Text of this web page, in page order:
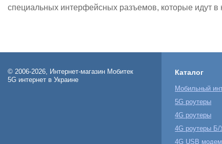
специальных интерфейсных разъемов, которые идут в
© 2006-2026, Интернет-магазин Мобитек
5G интернет в Украине
Каталог
Мобильный
5G роутеры
4G роутеры
4G роутеры Б/
4G USB